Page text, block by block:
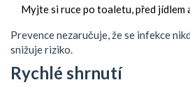
Myjte si ruce po toaletu, před jídlem
Prevence nezaručuje, že se infekce
snižuje riziko.
Rychlé shrnutí